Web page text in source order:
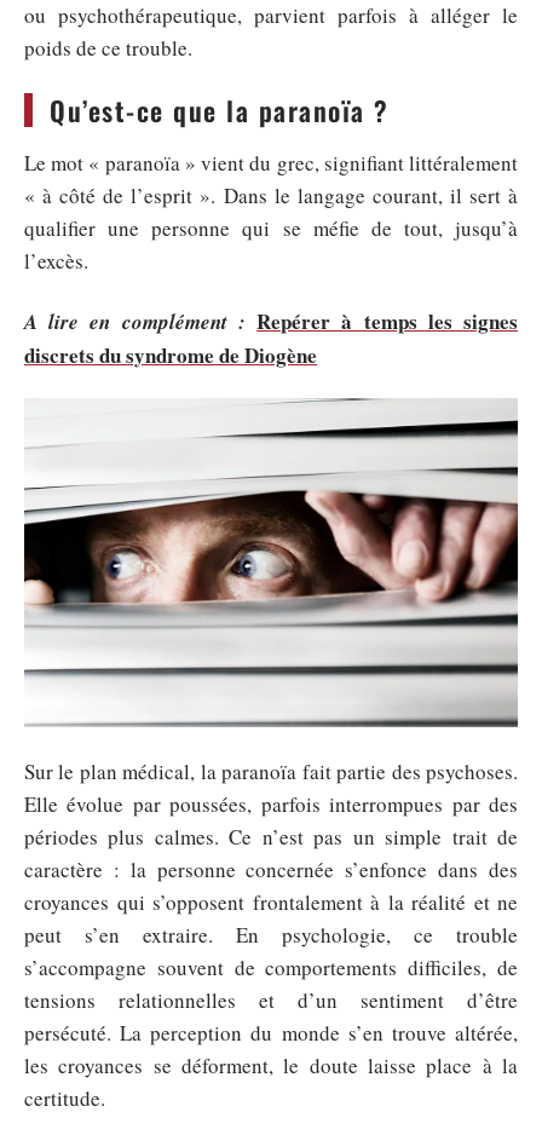
ou psychothérapeutique, parvient parfois à alléger le
poids de ce trouble.
Qu’est-ce que la paranoïa ?
Le mot « paranoïa » vient du grec, signifiant littéralement
« à côté de l’esprit ». Dans le langage courant, il sert à
qualifier une personne qui se méfie de tout, jusqu’à
l’excès.
A lire en complément : Repérer à temps les signes
discrets du syndrome de Diogène
Sur le plan médical, la paranoïa fait partie des psychoses.
Elle évolue par poussées, parfois interrompues par des
périodes plus calmes. Ce n’est pas un simple trait de
caractère : la personne concernée s’enfonce dans des
croyances qui s’opposent frontalement à la réalité et ne
peut s’en extraire. En psychologie, ce trouble
s’accompagne souvent de comportements difficiles, de
tensions relationnelles et d’un sentiment d’être
persécuté. La perception du monde s’en trouve altérée,
les croyances se déforment, le doute laisse place à la
certitude.